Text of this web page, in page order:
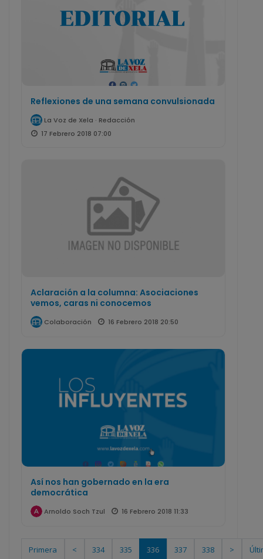
Reflexiones de una semana convulsionada
La Voz de Xela · Redacción
17 Febrero 2018 07:00
Aclaración a la columna: Asociaciones
vemos, caras ni conocemos
Colaboración 16 Febrero 2018 20:50
Así nos han gobernado en la era
democrática
Arnoldo Soch Tzul 16 Febrero 2018 11:33
Primera < 334 335 336 337 338 >